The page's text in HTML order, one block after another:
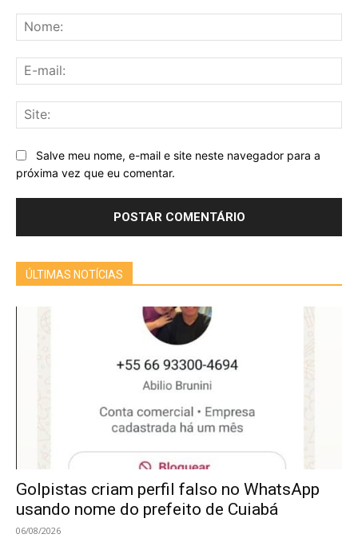
Salve meu nome, e-mail e site neste navegador para a
próxima vez que eu comentar.
ÚLTIMAS NOTÍCIAS
Golpistas criam perfil falso no WhatsApp
usando nome do prefeito de Cuiabá
06/08/2026